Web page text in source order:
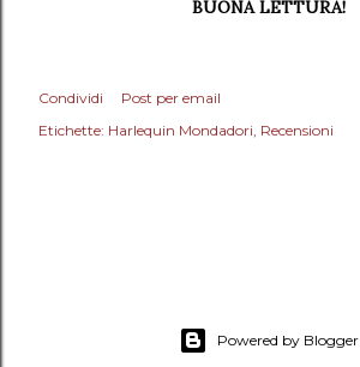
BUONA LETTURA!
Condividi
Post per email
Etichette: Harlequin Mondadori Recensioni
Powered by Blogger